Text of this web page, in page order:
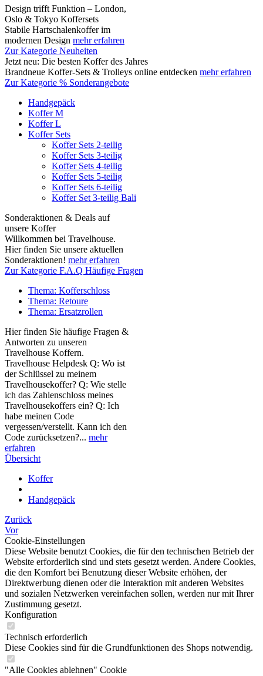
Design trifft Funktion – London,
Oslo & Tokyo Koffersets
Stabile Hartschalenkoffer im
modernen Design mehr erfahren
Zur Kategorie Neuheiten
Jetzt neu: Die besten Koffer des Jahres
Brandneue Koffer-Sets & Trolleys online entdecken mehr erfahren
Zur Kategorie % Sonderangebote
Handgepäck
Koffer M
Koffer L
Koffer Sets
Koffer Sets 2-teilig
Koffer Sets 3-teilig
Koffer Sets 4-teilig
Koffer Sets 5-teilig
Koffer Sets 6-teilig
Koffer Set 3-teilig Bali
Sonderaktionen & Deals auf
unsere Koffer
Willkommen bei Travelhouse.
Hier finden Sie unsere aktuellen
Sonderaktionen! mehr erfahren
Zur Kategorie F.A.Q Häufige Fragen
Thema: Kofferschloss
Thema: Retoure
Thema: Ersatzrollen
Hier finden Sie häufige Fragen &
Antworten zu unseren
Travelhouse Koffern.
Travelhouse Helpdesk Q: Wo ist
der Schlüssel zu meinem
Travelhousekoffer? Q: Wie stelle
ich das Zahlenschloss meines
Travelhousekoffers ein? Q: Ich
habe meinen Code
vergessen/verstellt. Kann ich den
Code zurücksetzen?... mehr
erfahren
Übersicht
Koffer
Handgepäck
Zurück
Vor
Cookie-Einstellungen
Diese Website benutzt Cookies, die für den technischen Betrieb der
Website erforderlich sind und stets gesetzt werden. Andere Cookies,
die den Komfort bei Benutzung dieser Website erhöhen, der
Direktwerbung dienen oder die Interaktion mit anderen Websites
und sozialen Netzwerken vereinfachen sollen, werden nur mit Ihrer
Zustimmung gesetzt.
Konfiguration
Technisch erforderlich
Diese Cookies sind für die Grundfunktionen des Shops notwendig.
"Alle Cookies ablehnen" Cookie